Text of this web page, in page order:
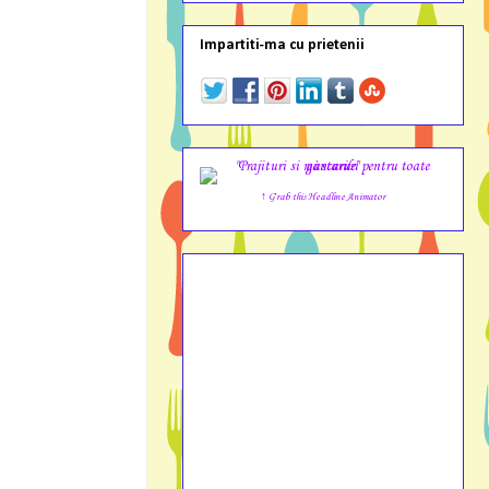
Impartiti-ma cu prietenii
↑ Grab this Headline Animator